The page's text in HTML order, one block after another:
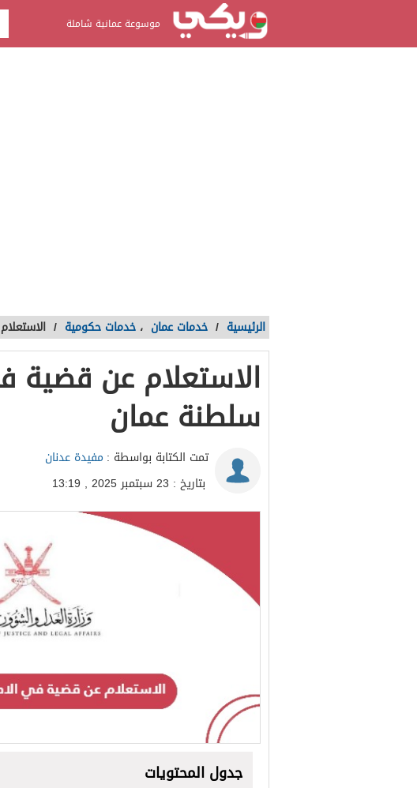
موسوعة عمانية شاملة
الرئيسية / خدمات عمان ، خدمات حكومية /
الاستعلام عن قضية
سلطنة عمان
تمت الكتابة بواسطة : مفيدة عدنان
بتاريخ : 23 سبتمبر 2025 , 13:19
جدول المحتويات